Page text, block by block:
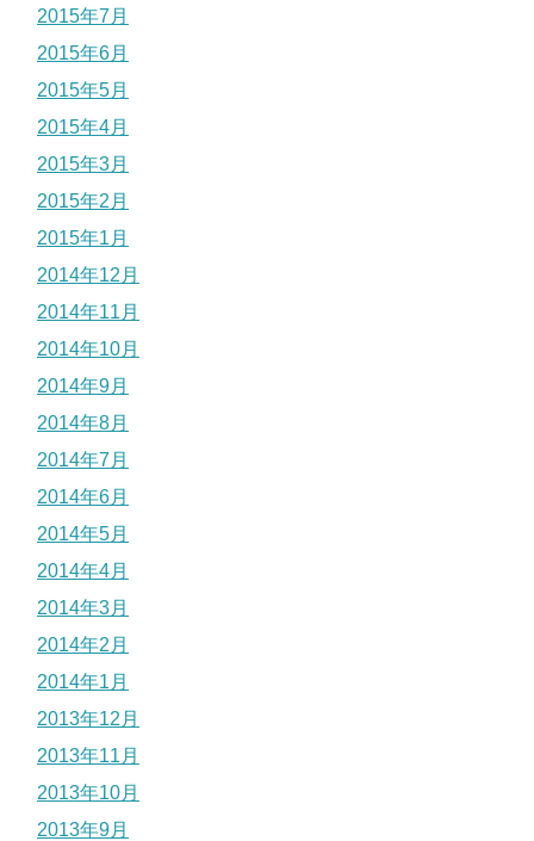
2015年7月
2015年6月
2015年5月
2015年4月
2015年3月
2015年2月
2015年1月
2014年12月
2014年11月
2014年10月
2014年9月
2014年8月
2014年7月
2014年6月
2014年5月
2014年4月
2014年3月
2014年2月
2014年1月
2013年12月
2013年11月
2013年10月
2013年9月